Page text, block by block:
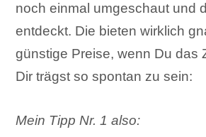
noch einmal umgeschaut und
entdeckt. Die bieten wirklich
günstige Preise, wenn Du das
Dir trägst so spontan zu sein:
Mein Tipp Nr. 1 also: